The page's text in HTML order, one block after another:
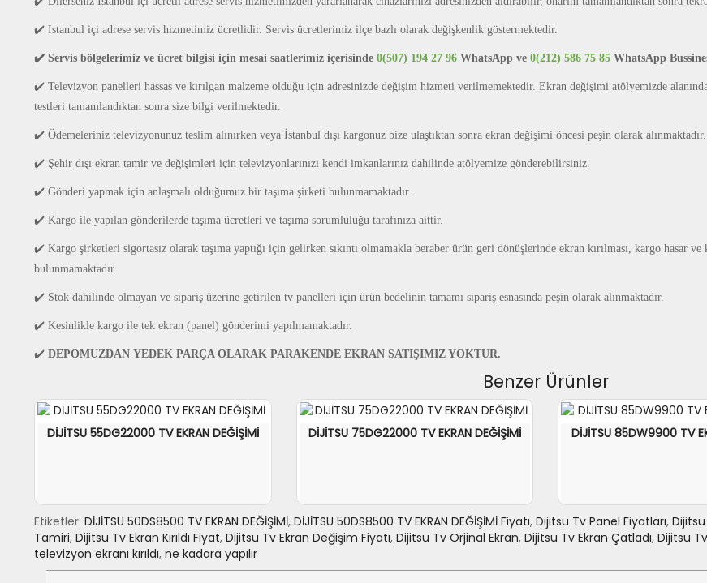
✔️ İstanbul içi adrese servis hizmetimiz ücretlidir. Servis ücretlerimiz ilçe bazlı olarak değişkenlik göstermektedir.
✔️ Servis bölgelerimiz ve ücret bilgisi için mesai saatlerimiz içerisinde 0(507) 194 27 96 WhatsApp ve 0(212) 586 75 85 WhatsApp
✔️ Televizyon panelleri hassas ve kırılgan malzeme olduğu için adresinizde değişim hizmeti verilmemektedir. Ekran değişimi atölyemizde
testleri tamamlandıktan sonra size bilgi verilmektedir.
✔️ Ödemeleriniz televizyonunuz teslim alınırken veya İstanbul dışı kargonuz bize ulaştıktan sonra ekran değişimi öncesi peşin olarak alınmaktadır.
✔️ Şehir dışı ekran tamir ve değişimleri için televizyonlarınızı kendi imkanlarınız dahilinde atölyemize gönderebilirsiniz.
✔️ Gönderi yapmak için anlaşmalı olduğumuz bir taşıma şirketi bulunmamaktadır.
✔️ Kargo ile yapılan gönderilerde taşıma ücretleri ve taşıma sorumluluğu tarafınıza aittir.
✔️ Kargo şirketleri sigortasız olarak taşıma yaptığı için gelirken sıkıntı olmamakla beraber ürün geri dönüşlerinde ekran kırılması, kargo hasar
bulunmamaktadır.
✔️ Stok dahilinde olmayan ve sipariş üzerine getirilen tv panelleri için ürün bedelinin tamamı sipariş esnasında peşin olarak alınmaktadır.
✔️ Kesinlikle kargo ile tek ekran (panel) gönderimi yapılmamaktadır.
✔️ DEPOMUZDAN YEDEK PARÇA OLARAK PARAKENDE EKRAN SATIŞIMIZ YOKTUR.
Benzer Ürünler
DİJİTSU 55DG22000 TV EKRAN DEĞİŞİMİ
SEPETE EKLE 力NCELE
DİJİTSU 75DG22000 TV EKRAN DEĞİŞİMİ
SEPETE EKLE 力NCELE
DİJİTSU 85DW9900 TV
SEPETE EKLE
Etiketler: DİJİTSU 50DS8500 TV EKRAN DEĞİŞİMİ, DİJİTSU 50DS8500 TV EKRAN DEĞİŞİMİ Fiyatı, Dijitsu Tv Panel Fiyatları, Dijitsu
Tamiri, Dijitsu Tv Ekran Kırıldı Fiyat, Dijitsu Tv Ekran Değişim Fiyatı, Dijitsu Tv Orjinal Ekran, Dijitsu Tv Ekran Çatladı, Dijitsu
televizyon ekranı kırıldı, ne kadara yapılır